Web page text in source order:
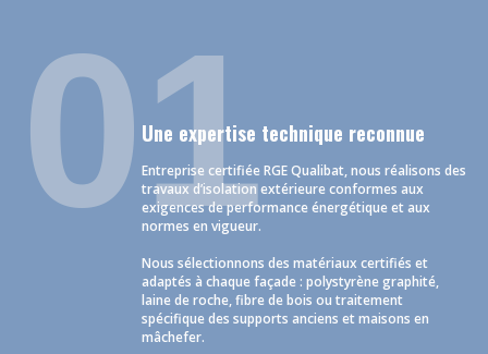
Une expertise technique reconnue
Entreprise certifiée RGE Qualibat, nous réalisons des
travaux d’isolation extérieure conformes aux
exigences de performance énergétique et aux
normes en vigueur.
Nous sélectionnons des matériaux certifiés et
adaptés à chaque façade : polystyrène graphité,
laine de roche, fibre de bois ou traitement
spécifique des supports anciens et maisons en
mâchefer.
01